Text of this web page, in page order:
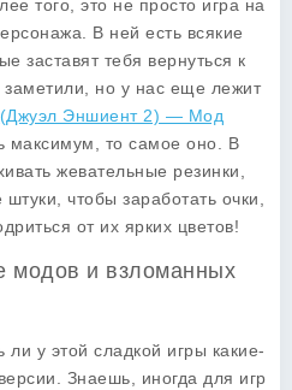
того, это не просто игра на
В ней есть всякие
заставят тебя вернуться к
но у нас еще лежит
(Джуэл Эншиент 2) — Мод
максимум, то самое оно. В
жевательные резинки,
чтобы заработать очки,
от их ярких цветов!
модов и взломанных
у этой сладкой игры какие-
Знаешь, иногда для игр